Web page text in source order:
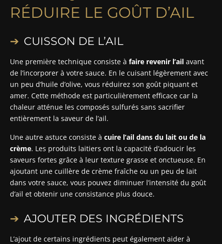
RÉDUIRE LE GOÛT D’AIL
CUISSON DE L’AIL
Une première technique consiste à faire revenir l’ail avant
de l’incorporer à votre sauce. En le cuisant légèrement avec
un peu d’huile d’olive, vous réduirez son goût piquant et
amer. Cette méthode est particulièrement efficace car la
chaleur atténue les composés sulfurés sans sacrifier
entièrement la saveur de l’ail.
Une autre astuce consiste à cuire l’ail dans du lait ou de la
crème. Les produits laitiers ont la capacité d’adoucir les
saveurs fortes grâce à leur texture grasse et onctueuse. En
ajoutant une cuillère de crème fraîche ou un peu de lait
dans votre sauce, vous pouvez diminuer l’intensité du goût
d’ail et obtenir une consistance plus douce.
AJOUTER DES INGRÉDIENTS
L’ajout de certains ingrédients peut également aider à